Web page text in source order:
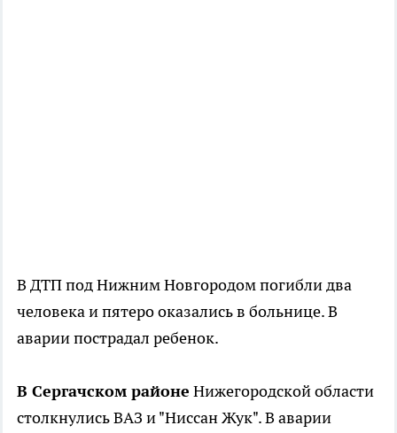
В ДТП под Нижним Новгородом погибли два
человека и пятеро оказались в больнице. В
аварии пострадал ребенок.
В Сергачском районе Нижегородской области
столкнулись ВАЗ и "Ниссан Жук". В аварии